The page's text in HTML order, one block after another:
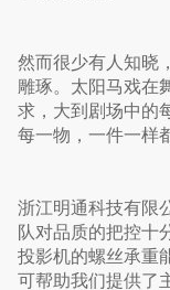
然而很少有人知晓
雕琢。太阳马戏在
求，大到剧场中的
每一物，一件一样
浙江明通科技有限
队对品质的把控十
投影机的螺丝承重
可帮助我们提供了